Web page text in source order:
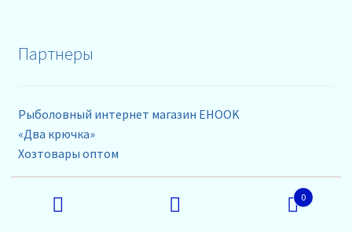
Партнеры
Рыболовный интернет магазин EHOOK
«Два крючка»
Хозтовары оптом
Массаж в Мурино
0